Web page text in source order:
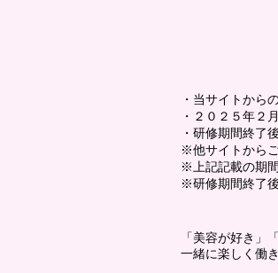
・当サイトから
・２０２５年２
・研修期間終了
※他サイトから
※上記記載の期
※研修期間終了
「美容が好き」
一緒に楽しく働